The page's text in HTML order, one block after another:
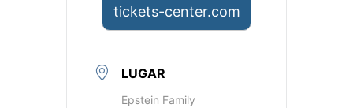
tickets-center.com
LUGAR
Epstein Family